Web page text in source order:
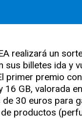
realizará un
sus billetes ida y
primer premio
16 GB, valorada
30 euros para
productos